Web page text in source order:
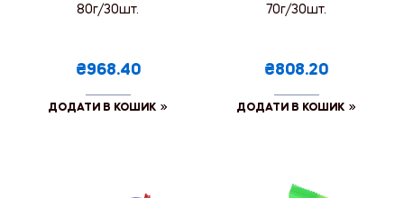
80г/30шт.
₴968.40
ДОДАТИ В КОШИК
70г/30шт.
₴808.20
ДОДАТИ В КОШИК